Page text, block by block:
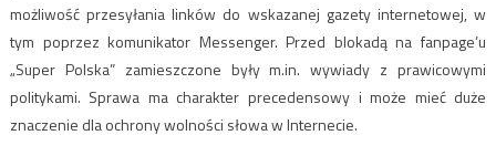
możliwość przesyłania linków do wskazanej gazety internetowej, w
tym poprzez komunikator Messenger. Przed blokadą na fanpage’u
„Super Polska” zamieszczone były m.in. wywiady z prawicowymi
politykami. Sprawa ma charakter precedensowy i może mieć duże
znaczenie dla ochrony wolności słowa w Internecie.